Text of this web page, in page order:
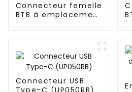
Connecteur femelle
BTB à emplacement
Connecteur USB
Type-C (UP050RB)